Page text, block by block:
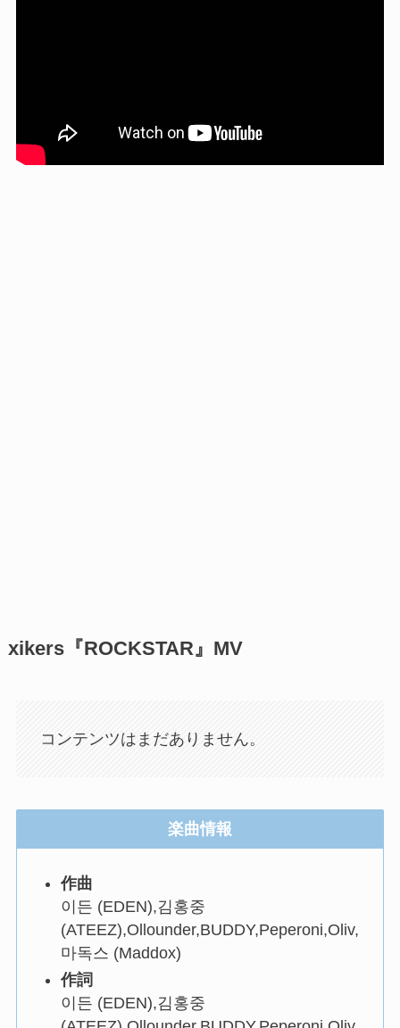
xikers『ROCKSTAR』MV
コンテンツはまだありません。
楽曲情報
作曲
이든 (EDEN),김홍중
(ATEEZ),Ollounder,BUDDY,Peperoni,Oliv,
마독스 (Maddox)
作詞
이든 (EDEN),김홍중